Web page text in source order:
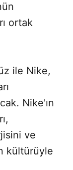
ortak
ile Nike,
Nike'ın
ve
kültürüyle